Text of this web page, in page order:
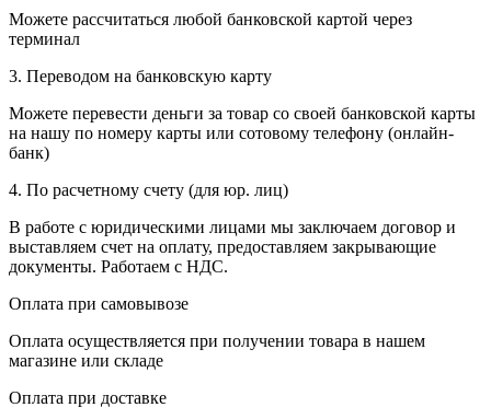
Можете рассчитаться любой банковской картой через
терминал
3. Переводом на банковскую карту
Можете перевести деньги за товар со своей банковской карты
на нашу по номеру карты или сотовому телефону (онлайн-
банк)
4. По расчетному счету (для юр. лиц)
В работе с юридическими лицами мы заключаем договор и
выставляем счет на оплату, предоставляем закрывающие
документы. Работаем с НДС.
Оплата при самовывозе
Оплата осуществляется при получении товара в нашем
магазине или складе
Оплата при доставке